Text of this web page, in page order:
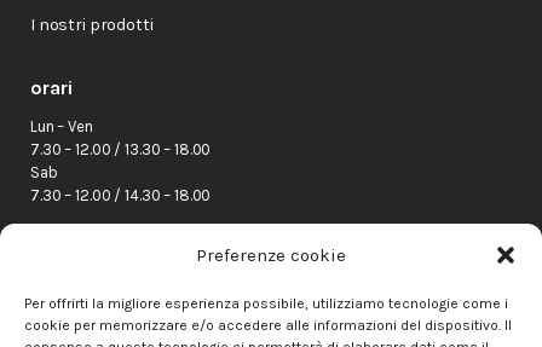
Preferenze cookie
Per offrirti la migliore esperienza possibile, utilizziamo tecnologie come i
cookie per memorizzare e/o accedere alle informazioni del dispositivo. Il
I nostri prodotti
orari
Lun – Ven
7.30 – 12.00 / 13.30 – 18.00
Sab
7.30 – 12.00 / 14.30 – 18.00
43039 Salsomaggiore Terme (PR)
Telefono: 0524 573111